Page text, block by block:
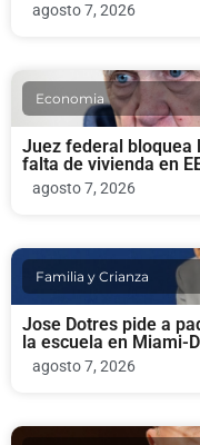
agosto 7, 2026
Economia
Juez federal bloquea
falta de vivienda en
agosto 7, 2026
Familia y Crianza
Jose Dotres pide a
la escuela en Miami-
agosto 7, 2026